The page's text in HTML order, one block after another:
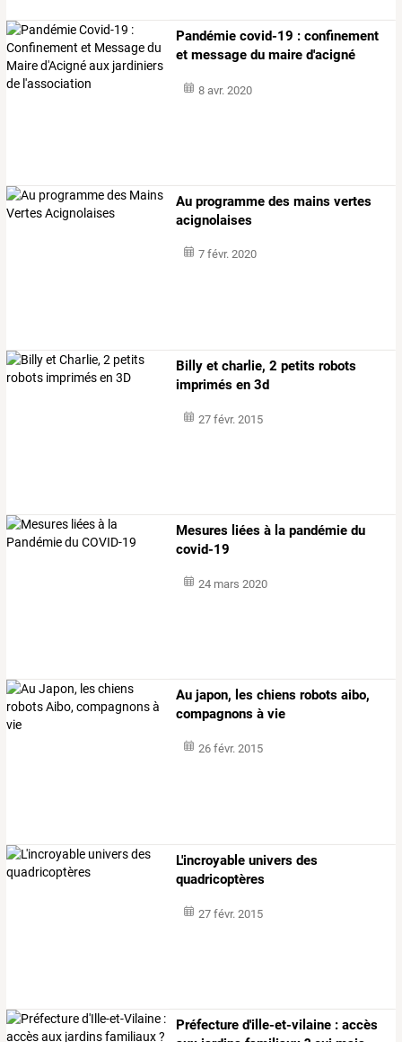
Pandémie covid-19 : confinement
et message du maire d'acigné
8 avr. 2020
Au programme des mains vertes
acignolaises
7 févr. 2020
Billy et charlie, 2 petits robots
imprimés en 3d
27 févr. 2015
Mesures liées à la pandémie du
covid-19
24 mars 2020
Au japon, les chiens robots aibo,
compagnons à vie
26 févr. 2015
L'incroyable univers des
quadricoptères
27 févr. 2015
Préfecture d'ille-et-vilaine : accès